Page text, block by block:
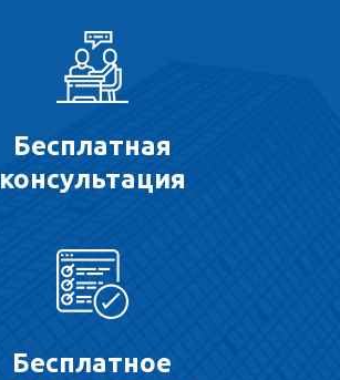
Бесплатная
консультация
Бесплатное